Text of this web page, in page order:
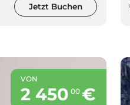
Jetzt Buchen
VON
2 450 00 €